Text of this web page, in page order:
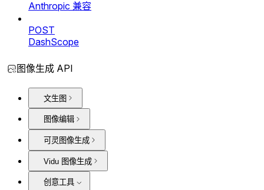
Anthropic 兼容
POST
DashScope
图像生成 API
文生图
图像编辑
可灵图像生成
Vidu 图像生成
创意工具